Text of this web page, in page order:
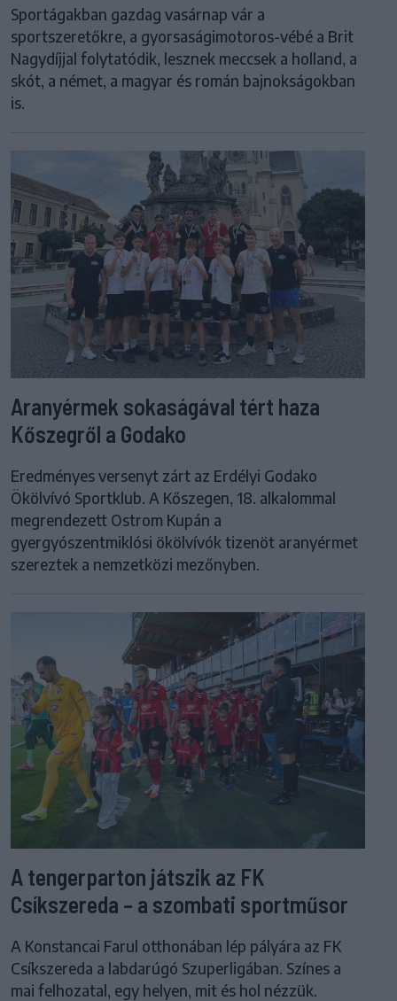
Sportágakban gazdag vasárnap vár a
sportszeretőkre, a gyorsaságimotoros-vébé a Brit
Nagydíjjal folytatódik, lesznek meccsek a holland, a
skót, a német, a magyar és román bajnokságokban
is.
Aranyérmek sokaságával tért haza
Kőszegről a Godako
Eredményes versenyt zárt az Erdélyi Godako
Ökölvívó Sportklub. A Kőszegen, 18. alkalommal
megrendezett Ostrom Kupán a
gyergyószentmiklósi ökölvívók tizenöt aranyérmet
szereztek a nemzetközi mezőnyben.
A tengerparton játszik az FK
Csíkszereda – a szombati sportműsor
A Konstancai Farul otthonában lép pályára az FK
Csíkszereda a labdarúgó Szuperligában. Színes a
mai felhozatal, egy helyen, mit és hol nézzük.